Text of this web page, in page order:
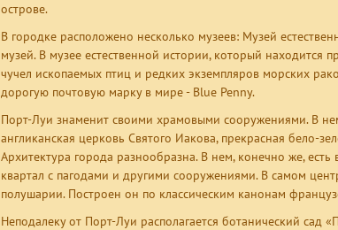
острове.
В городке расположено несколько музеев: Музей
музей. В музее естественной истории, который находится
чучел ископаемых птиц и редких экземпляров морских
дорогую почтовую марку в мире - Blue Penny.
Порт-Луи знаменит своими храмовыми сооружениями. В
англиканская церковь Святого Иакова, прекрасная бело-
Архитектура города разнообразна. В нем, конечно же,
квартал с пагодами и другими сооружениями. В самом
полушарии. Построен он по классическим канонам
Неподалеку от Порт-Луи располагается ботанический сад